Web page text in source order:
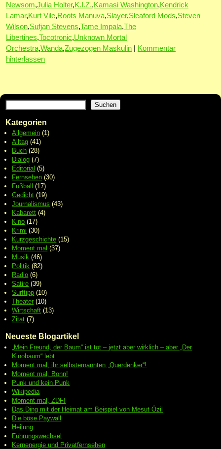
Newsom,Julia Holter,K.I.Z.,Kamasi Washington,Kendrick
Lamar,Kurt Vile,Roots Manuva,Slayer,Sleaford Mods,Steven
Wilson,Sufjan Stevens,Tame Impala,The
Libertines,Tocotronic,Unknown Mortal
Orchestra,Wanda,Zugezogen Maskulin
Kommentar
hinterlassen
Suchen
Kategorien
Allgemein (1)
Alltag (41)
Buch (28)
Dialog (7)
Editorial (5)
Fernsehen (30)
Fußball (17)
Gedicht (19)
Journalismus (43)
Kabarett (4)
Kino (17)
Krimi (30)
Kurzgeschichte (15)
Moment mal (37)
Musik (46)
Politik (82)
Radio (6)
Satire (39)
Surftipp (10)
Theater (10)
Wirtschaft (13)
Zitat (7)
Neueste Blogartikel
„Mein Freund, der Baum“ ist tot – jetzt aber wirklich – aber „Der
Kinobaum“ lebt
Moment mal, ihr selbsternannten „Querdenker“!
Moment mal, Bonn!
Punk und kein Punk
Wikipedia
Moment mal, ZDF!
Das Ding mit der Heimat am Beispiel von Mesut Özil
Die böse Paywall
Heilung
Führungswechsel
Kernenergie und Privatfernsehen